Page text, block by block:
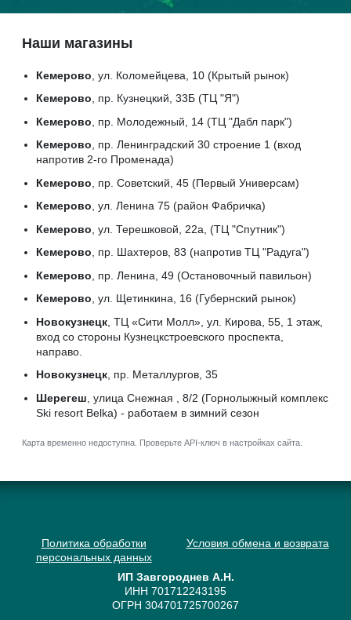
Наши магазины
Кемерово , ул. Коломейцева, 10 (Крытый рынок)
Кемерово, пр. Кузнецкий, 33Б (ТЦ "Я")
Кемерово , пр. Молодежный, 14 (ТЦ "Дабл парк")
Кемерово, пр. Ленинградский 30 строение 1 (вход
напротив 2-го Променада)
Кемерово , пр. Советский, 45 (Первый Универсам)
Кемерово, ул. Ленина 75 (район Фабричка)
Кемерово , ул. Терешковой, 22а, (ТЦ "Спутник")
Кемерово, пр. Шахтеров, 83 (напротив ТЦ "Радуга")
Кемерово , пр. Ленина, 49 (Остановочный павильон)
Кемерово, ул. Щетинкина, 16 (Губернский рынок)
Новокузнецк, ТЦ «Сити Молл», ул. Кирова, 55, 1 этаж,
вход со стороны Кузнецкстроевского проспекта,
направо.
Новокузнецк, пр. Металлургов, 35
Шерегеш , улица Снежная , 8/2 (Горнолыжный комплекс
Ski resort Belka) - работаем в зимний сезон
Карта временно недоступна. Проверьте API-ключ в настройках сайта.
Политика обработки
персональных данных
Условия обмена и возврата
ИП Завгороднев А.Н.
ИНН 701712243195
ОГРН 304701725700267